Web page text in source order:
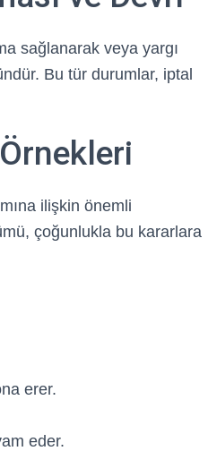
sağlanarak veya yargı
Bu tür durumlar, iptal
ilişkin önemli
çoğunlukla bu kararlara
erer.
eder.